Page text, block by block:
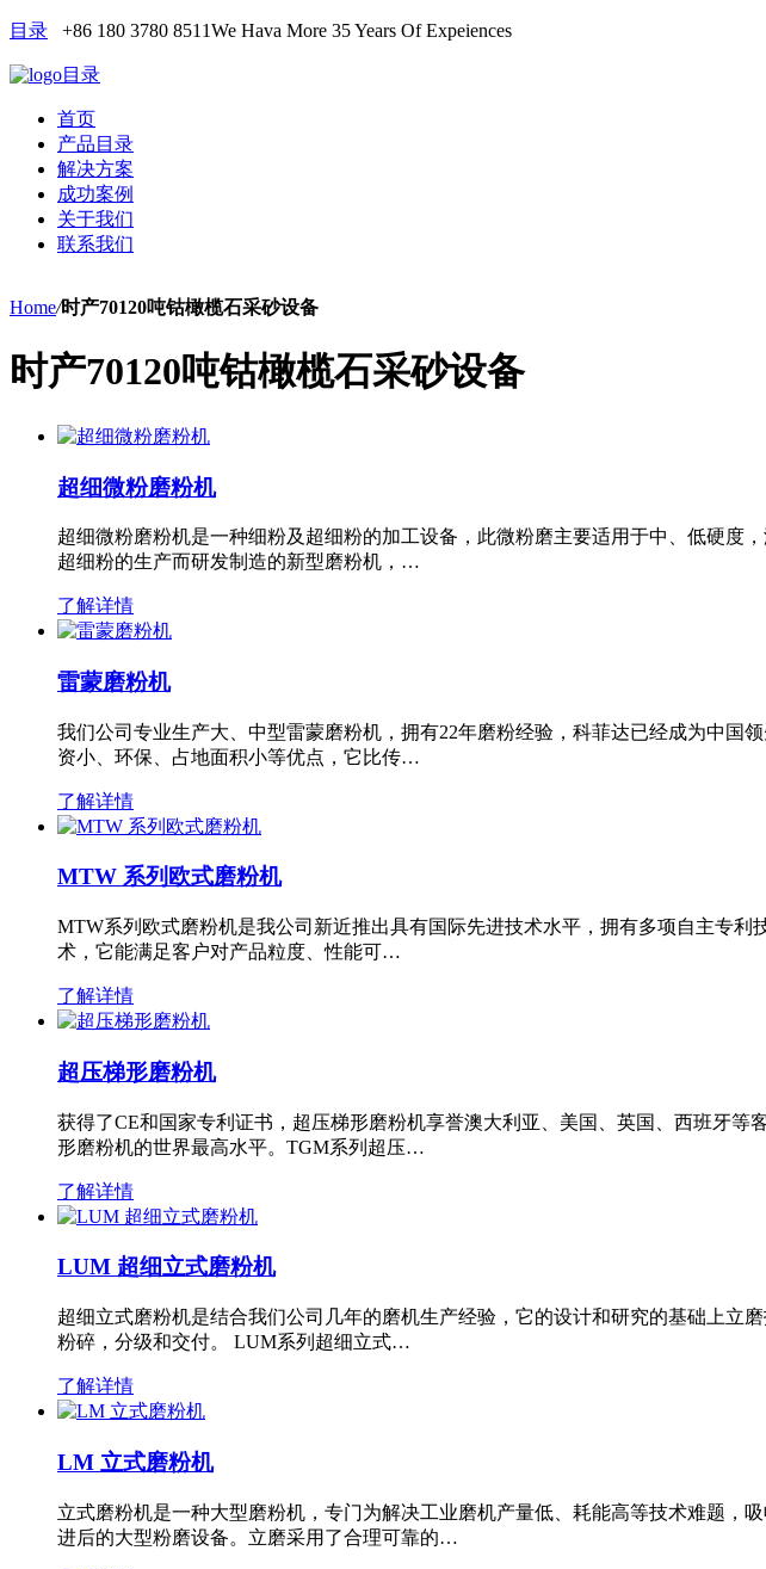
目录 +86 180 3780 8511We Hava More 35 Years Of Expeiences
目录
首页
产品目录
解决方案
成功案例
关于我们
联系我们
Home/时产70120吨钴橄榄石采砂设备
时产70120吨钴橄榄石采砂设备
超细微粉磨粉机
超细微粉磨粉机是一种细粉及超细粉的加工设备，此微粉磨主要适用于中、低硬度
超细粉的生产而研发制造的新型磨粉机，…
了解详情
雷蒙磨粉机
我们公司专业生产大、中型雷蒙磨粉机，拥有22年磨粉经验，科菲达已经成为中国
资小、环保、占地面积小等优点，它比传…
了解详情
MTW 系列欧式磨粉机
MTW系列欧式磨粉机是我公司新近推出具有国际先进技术水平，拥有多项自主专
术，它能满足客户对产品粒度、性能可…
了解详情
超压梯形磨粉机
获得了CE和国家专利证书，超压梯形磨粉机享誉澳大利亚、美国、英国、西班牙
形磨粉机的世界最高水平。TGM系列超压…
了解详情
LUM 超细立式磨粉机
超细立式磨粉机是结合我们公司几年的磨机生产经验，它的设计和研究的基础上立
粉碎，分级和交付。 LUM系列超细立式…
了解详情
LM 立式磨粉机
立式磨粉机是一种大型磨粉机，专门为解决工业磨机产量低、耗能高等技术难题，
进后的大型粉磨设备。立磨采用了合理可靠的…